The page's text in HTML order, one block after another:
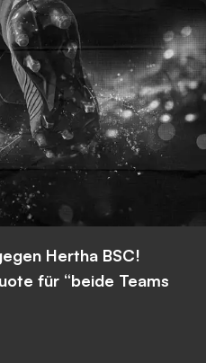
Hertha BSC!
für “beide Teams